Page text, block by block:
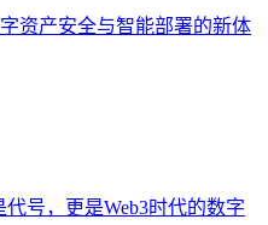
资产安全与智能部署的新体
号，更是Web3时代的数字